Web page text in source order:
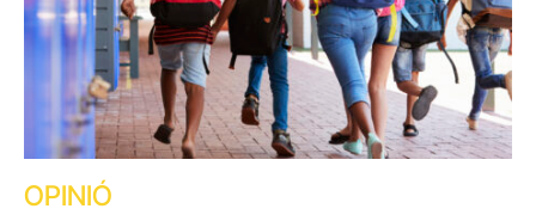
OPINIÓ